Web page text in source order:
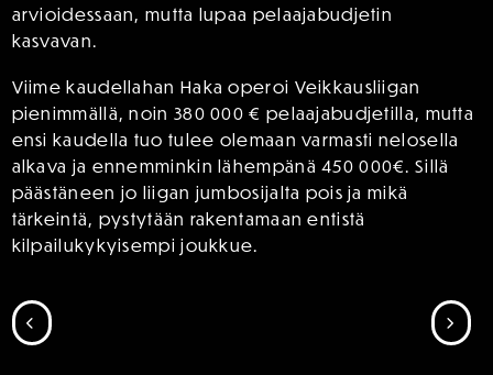
arvioidessaan, mutta lupaa pelaajabudjetin
kasvavan.
Viime kaudellahan Haka operoi Veikkausliigan
pienimmällä, noin 380 000 € pelaajabudjetilla, mutta
ensi kaudella tuo tulee olemaan varmasti nelosella
alkava ja ennemminkin lähempänä 450 000€. Sillä
päästäneen jo liigan jumbosijalta pois ja mikä
tärkeintä, pystytään rakentamaan entistä
kilpailukykyisempi joukkue.
SIIRRY EDELLISEEN